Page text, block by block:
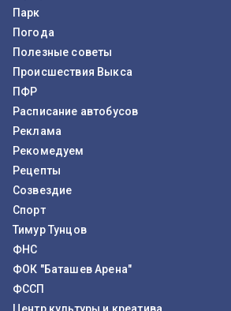
Парк
Погода
Полезные советы
Происшествия Выкса
ПФР
Расписание автобусов
Реклама
Рекомедуем
Рецепты
Созвездие
Спорт
Тимур Тунцов
ФНС
ФОК "Баташев Арена"
ФССП